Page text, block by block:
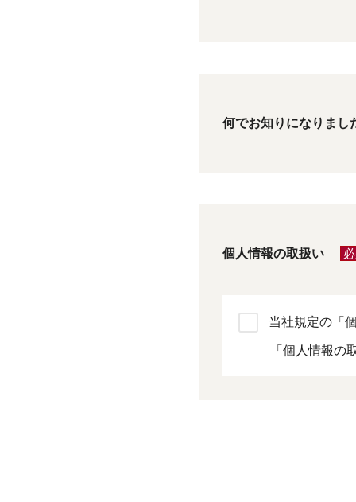
何でお知りになりまし
個人情報の取扱い
当社規定の「
「個人情報の